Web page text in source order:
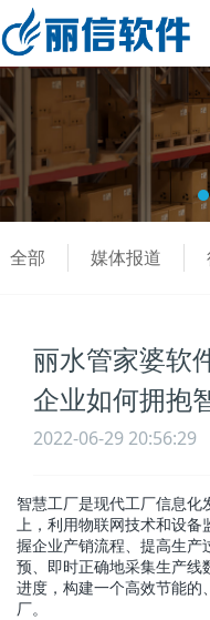
全部 媒体报道
丽水管家婆软
企业如何拥抱
2022-06-29 20:56:29
智慧工厂是现代工厂信息
上，利用物联网技术和设备
握企业产销流程、提高生产
预、即时正确地采集生产线
进度，构建一个高效节能的
厂。